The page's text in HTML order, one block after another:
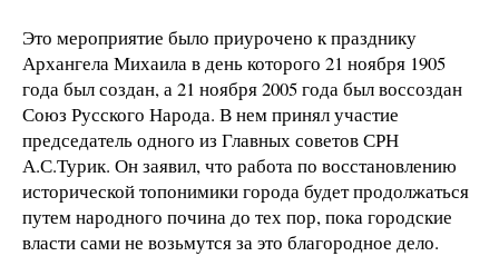
Это мероприятие было приурочено к празднику
Архангела Михаила в день которого 21 ноября 1905
года был создан, а 21 ноября 2005 года был воссоздан
Союз Русского Народа. В нем принял участие
председатель одного из Главных советов СРН
А.С.Турик. Он заявил, что работа по восстановлению
исторической топонимики города будет продолжаться
путем народного почина до тех пор, пока городские
власти сами не возьмутся за это благородное дело.